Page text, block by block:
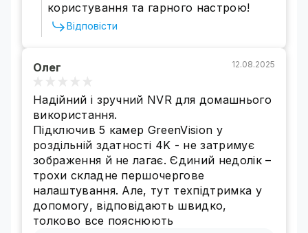
користування та гарного настрою!
Відповісти
Олег 12.08.2025
Надійний і зручний NVR для домашнього
використання.
Підключив 5 камер GreenVision у
роздільній здатності 4K - не затримує
зображення й не лагає. Єдиний недолік –
трохи складне першочергове
налаштування. Але, тут техпідтримка у
допомогу, відповідають швидко,
толково все пояснюють